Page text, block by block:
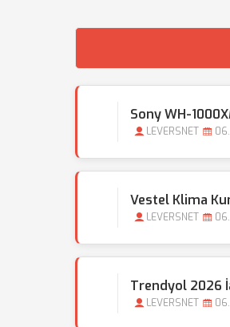
Sony WH-
LEVERSNET
Vestel Klima
LEVERSNET
Trendyol 2026
LEVERSNET